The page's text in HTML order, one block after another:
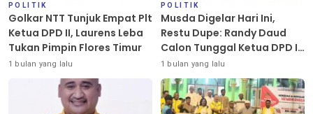
POLITIK
Golkar NTT Tunjuk Empat Plt
Ketua DPD II, Laurens Leba
Tukan Pimpin Flores Timur
1 bulan yang lalu
POLITIK
Musda Digelar Hari Ini,
Restu Dupe: Randy Daud
Calon Tunggal Ketua DPD II
Golkar Kota Kupang
1 bulan yang lalu